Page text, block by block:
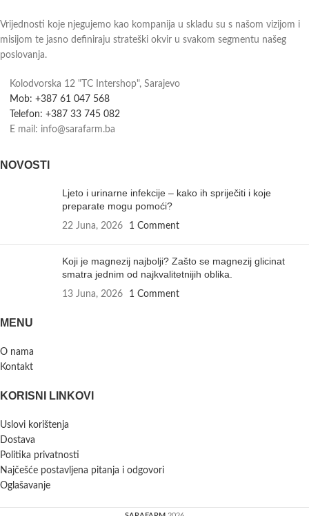
Vrijednosti koje njegujemo kao kompanija u skladu su s našom vizijom i
misijom te jasno definiraju strateški okvir u svakom segmentu našeg
poslovanja.
Kolodvorska 12 "TC Intershop", Sarajevo
Mob: +387 61 047 568
Telefon: +387 33 745 082
E mail: info@sarafarm.ba
NOVOSTI
Ljeto i urinarne infekcije – kako ih spriječiti i koje
preparate mogu pomoći?
22 Juna, 2026 1 Comment
Koji je magnezij najbolji? Zašto se magnezij glicinat
smatra jednim od najkvalitetnijih oblika.
13 Juna, 2026 1 Comment
MENU
O nama
Kontakt
KORISNI LINKOVI
Uslovi korištenja
Dostava
Politika privatnosti
Najčešće postavljena pitanja i odgovori
Oglašavanje